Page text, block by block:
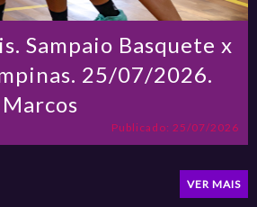
Sampaio Basquete x
25/07/2026.
Publicado: 25/07/2026
VER MAIS